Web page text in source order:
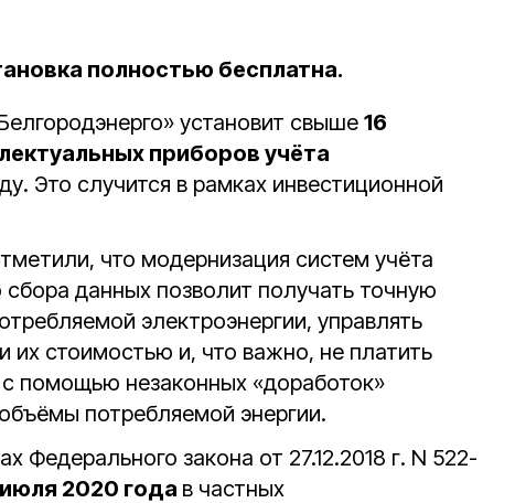
полностью бесплатна.
установит свыше 16
приборов учёта
Это случится в рамках инвестиционной
что модернизация систем учёта
данных позволит получать точную
электроэнергии, управлять
их стоимостью и, что важно, не платить
с помощью незаконных «доработок»
потребляемой энергии.
Федерального закона от 27.12.2018 г. N 522-
июля 2020 года в частных